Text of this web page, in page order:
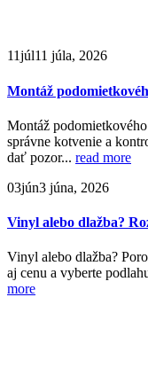
11júl11 júla, 2026
Montáž
Montáž
správne kotvenie a
dať pozor... read more
03jún3 júna, 2026
Vinyl alebo dlažba?
Vinyl alebo dlažba?
aj cenu a vyberte
more